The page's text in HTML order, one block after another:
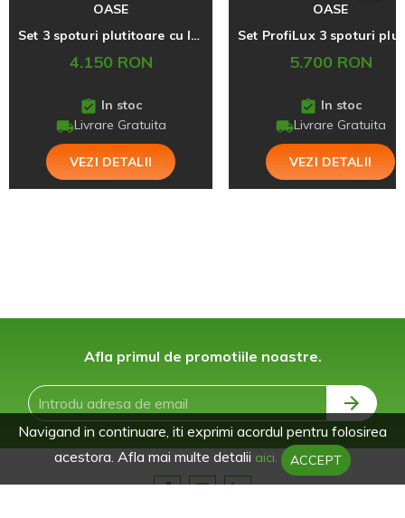
OASE
Set 3 spoturi plutitoare cu lumina alba, Oase
4.150 RON
In stoc
Livrare Gratuita
VEZI DETALII
OASE
5.700 RON
In stoc
Livrare Gratuita
VEZI DETALII
Afla primul de promotiile noastre.
Navigand in continuare, iti exprimi acordul pentru folosirea
acestora. Afla mai multe detalii aici. ACCEPT